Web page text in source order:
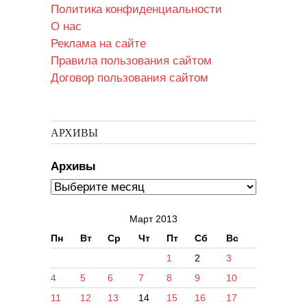
Политика конфиденциальности
О нас
Реклама на сайте
Правила пользования сайтом
Договор пользования сайтом
АРХИВЫ
Архивы
Март 2013
Пн
Вт Ср Чт Пт Сб Вс
1 2
3
4
5 6 7 8 9
10
11
12 13 14 15 16
17